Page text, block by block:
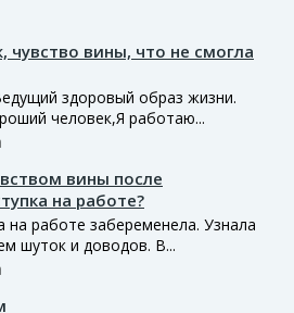
чувство вины, что не смогла
здоровый образ жизни.
человек,Я работаю...
вины после
на работе?
на работе забеременела. Узнала
шуток и доводов. В...